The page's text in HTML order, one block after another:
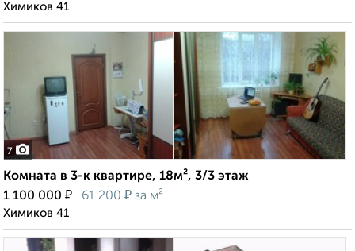
Химиков 41
7
Комната в 3-к квартире, 18м², 3/3 этаж
1 100 000 ₽ 61 200 ₽ за м²
Химиков 41